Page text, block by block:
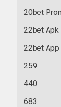
20bet
22bet Apk
22bet App
259
440
683